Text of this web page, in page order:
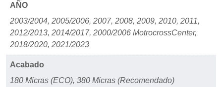
AÑO
2003/2004, 2005/2006, 2007, 2008, 2009, 2010, 2011,
2012/2013, 2014/2017, 2000/2006 MotrocrossCenter,
2018/2020, 2021/2023
Acabado
180 Micras (ECO), 380 Micras (Recomendado)